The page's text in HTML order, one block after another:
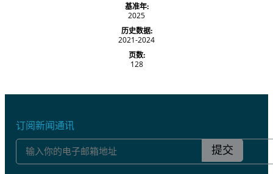
基准年:
2025
历史数据:
2021-2024
页数:
128
订阅新闻通讯
提交